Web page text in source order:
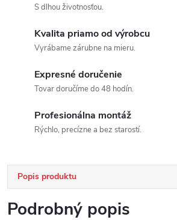
S dlhou životnosťou.
Kvalita priamo od výrobcu
Vyrábame zárubne na mieru.
Expresné doručenie
Tovar doručíme do 48 hodín.
Profesionálna montáž
Rýchlo, precízne a bez starostí.
Popis produktu
Podrobný popis